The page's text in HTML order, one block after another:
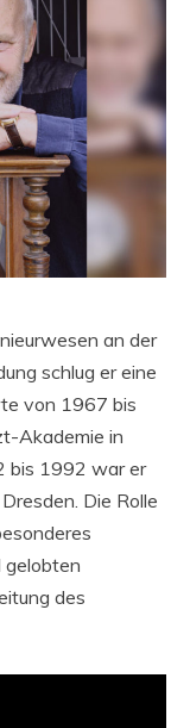
an der
schlug er eine
von 1967 bis
Akademie in
bis 1992 war er
Die Rolle
gelobten
des